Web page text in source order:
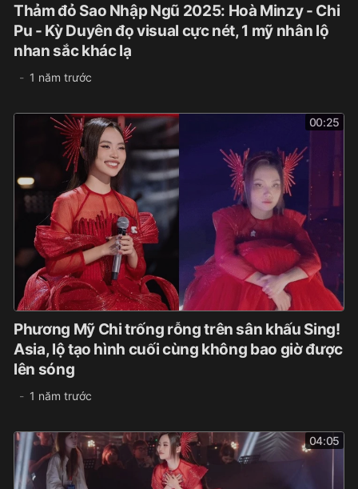
Thảm đỏ Sao Nhập Ngũ 2025: Hoà Minzy - Chi
Pu - Kỳ Duyên đọ visual cực nét, 1 mỹ nhân lộ
nhan sắc khác lạ
1 năm trước
00:25
Phương Mỹ Chi trống rỗng trên sân khấu Sing!
Asia, lộ tạo hình cuối cùng không bao giờ được
lên sóng
1 năm trước
04:05